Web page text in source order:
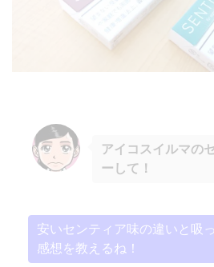
アイコスイルマの
ーして！
安いセンティア味の違いと吸
感想を教えるね！